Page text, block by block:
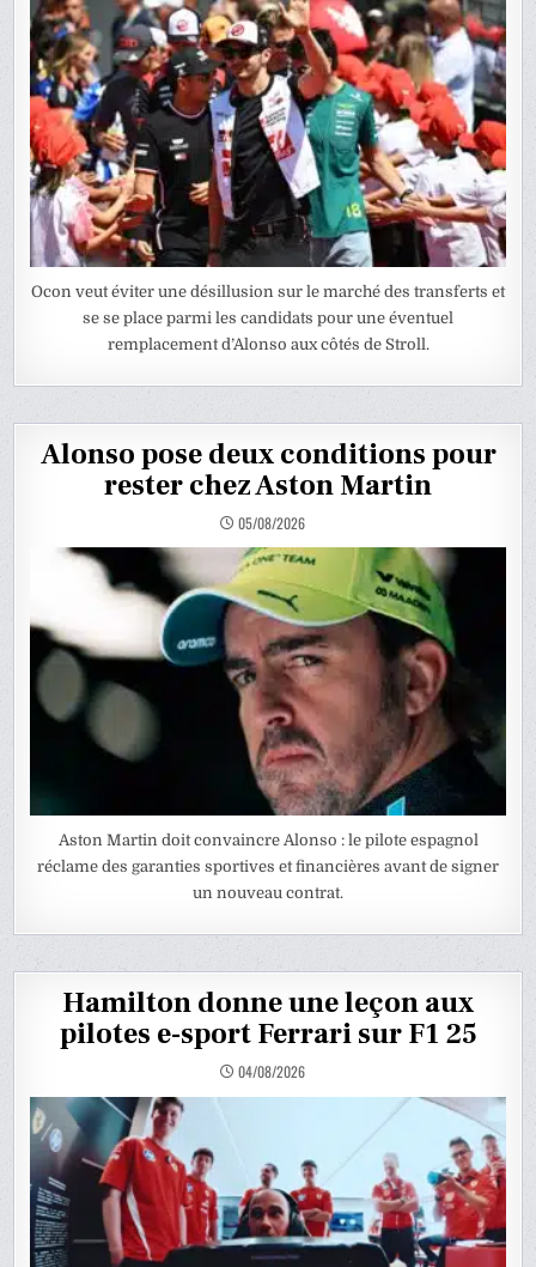
Ocon veut éviter une désillusion sur le marché des transferts et
se se place parmi les candidats pour une éventuel
remplacement d’Alonso aux côtés de Stroll.
Alonso pose deux conditions pour
rester chez Aston Martin
05/08/2026
Aston Martin doit convaincre Alonso : le pilote espagnol
réclame des garanties sportives et financières avant de signer
un nouveau contrat.
Hamilton donne une leçon aux
pilotes e-sport Ferrari sur F1 25
04/08/2026